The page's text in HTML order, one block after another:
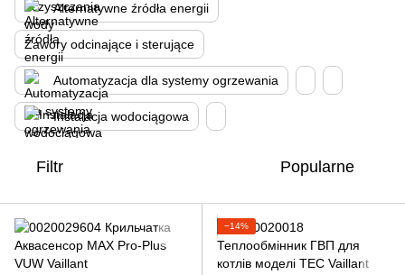
Alternatywne źródła energii
Zawory odcinające i sterujące
Automatyzacja dla systemy ogrzewania
Instalacja wodociągowa
Filtr Popularne
−14%